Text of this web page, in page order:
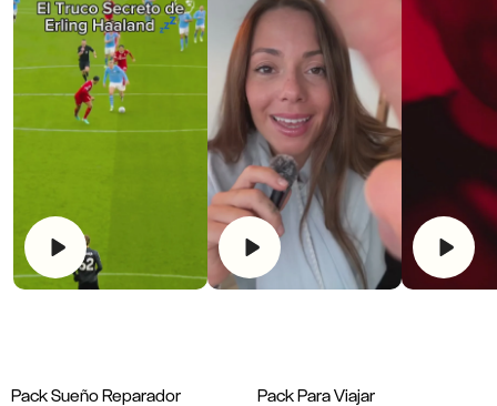
Bestseller
Pack Sueño Reparador Besteller
Pack Para Viajar